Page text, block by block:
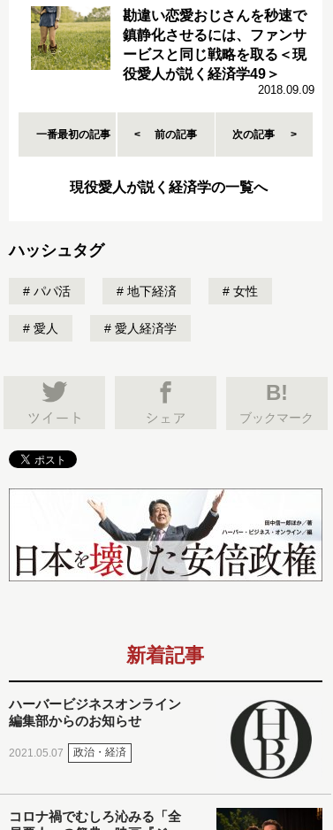
勘違い恋愛おじさんを秒速で
鎮静化させるには、ファンサ
ービスと同じ戦略を取る＜現
役愛人が説く経済学49＞
2018.09.09
一番最初の記事 前の記事 次の記事
現役愛人が説く経済学の一覧へ
ハッシュタグ
パパ活 地下経済 女性
愛人 愛人経済学
B!
ブックマーク
新着記事
ハーバービジネスオンライン
編集部からのお知らせ
2021.05.07 政治・経済
コロナ禍でむしろ沁みる「全